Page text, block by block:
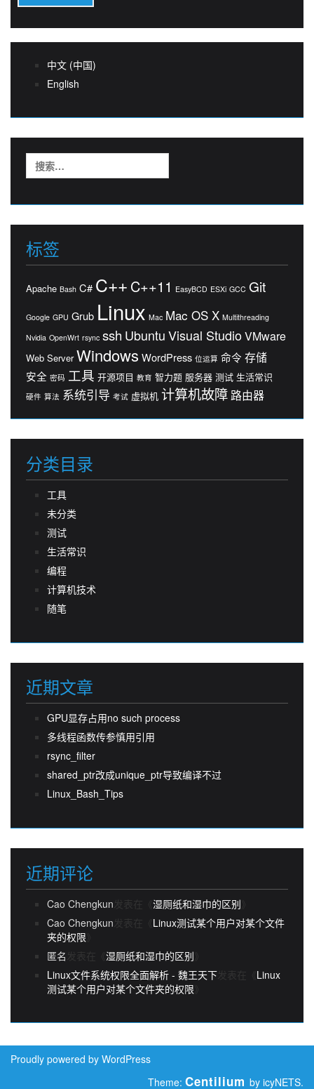
中文 (中国)
English
索：
标签
Apache Bash C# C++ C++11 EasyBCD ESXi GCC Git
Google GPU Grub Linux Mac Mac OS X Multithreading
Nvidia OpenWrt rsync ssh UbuntuVisual StudioVMware
Web Server Windows WordPress 位运算 命令 存储
安全 密码 工具 开源项目 教育 智力题 服务器 测试 生活常识
硬件 算法 系统引导 考试 虚拟机 计算机故障 路由器
分类目录
工具
未分类
测试
生活常识
编程
计算机技术
随笔
近期文章
GPU显存占用no such process
多线程函数传参慎用引用
rsync_filter
shared_ptr改成unique_ptr导致编译不过
Linux_Bash_Tips
近期评论
Cao Chengkun发表在《 湿厕纸和湿巾的区别
Cao Chengkun发表在《 Linux测试某个用户对某个文件
夹的权限
匿名 发表在《 湿厕纸和湿巾的区别
Linux文件系统权限全面解析 - 魏王天下发表在《 Linux
测试某个用户对某个文件夹的权限
Proudly powered by WordPress
Theme: Centilium by icyNETS.